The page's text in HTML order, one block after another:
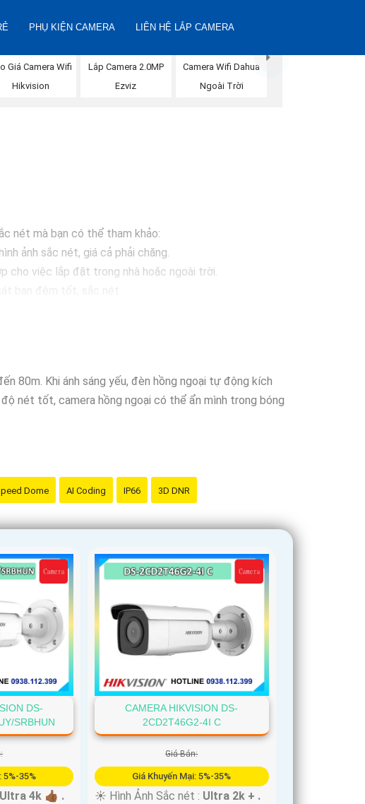
PHỤ KIỆN CAMERA LIÊN HỆ LẮP CAMERA
Giá Camera Wifi
Hikvision
Lắp Camera 2.0MP
Ezviz
Camera Wifi Dahua
Ngoài Trời
nét mà bạn có thể tham khảo:
ảnh sắc nét, giá cả phải chăng.
cho việc lắp đặt trong nhà hoặc ngoài trời.
80m. Khi ánh sáng yếu, đèn hồng ngoại tự động kích
nét tốt, camera hồng ngoại có thể ẩn mình trong bóng
Dome AI Coding IP66 3D DNR
DS-
SRBHUN
5%-35%
Ultra 4k 👍🏾 .
CAMERA HIKVISION DS-
2CD2T46G2-4I C
Giá Bán:
Giá Khuyến Mại: 5%-35%
☀️ Hình Ảnh Sắc nét : Ultra 2k + .